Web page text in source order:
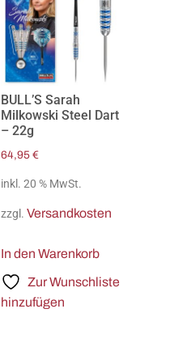
BULL’S Sarah
Milkowski Steel Dart
– 22g
64,95 €
inkl. 20 % MwSt.
zzgl. Versandkosten
In den Warenkorb
Zur Wunschliste
hinzufügen